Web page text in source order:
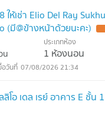
ให้เช่า Elio Del Ray
(มี@ข้างหน้าด้วยนะคะ)
น
ประเภทห้อง
1 ห้องนอน
07/08/2026 21:34
ลลิโอ เดล เรย์ อาคาร E